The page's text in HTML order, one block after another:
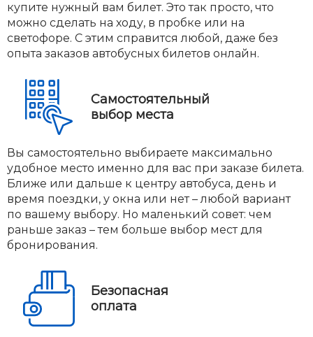
купите нужный вам билет. Это так просто, что
можно сделать на ходу, в пробке или на
светофоре. С этим справится любой, даже без
опыта заказов автобусных билетов онлайн.
Самостоятельный
выбор места
Вы самостоятельно выбираете максимально
удобное место именно для вас при заказе билета.
Ближе или дальше к центру автобуса, день и
время поездки, у окна или нет – любой вариант
по вашему выбору. Но маленький совет: чем
раньше заказ – тем больше выбор мест для
бронирования.
Безопасная
оплата